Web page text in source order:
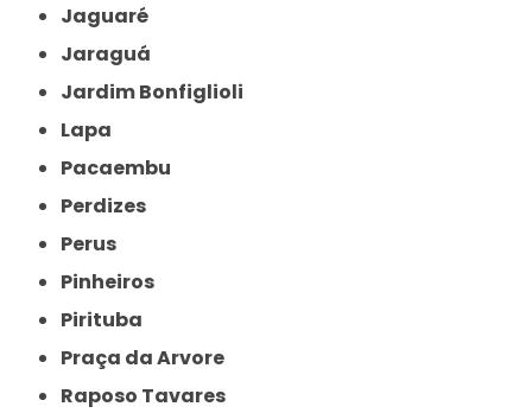
Jaguaré
Jaraguá
Jardim Bonfiglioli
Lapa
Pacaembu
Perdizes
Perus
Pinheiros
Pirituba
Praça da Arvore
Raposo Tavares